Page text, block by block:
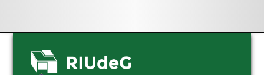
Skip
navigation